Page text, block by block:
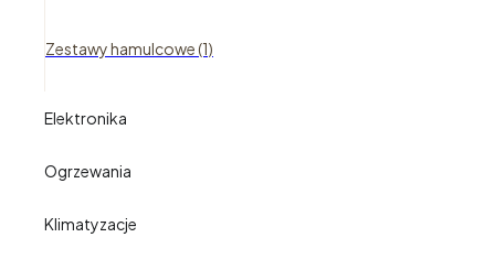
Zestawy hamulcowe (1)
Elektronika
Ogrzewania
Klimatyzacje